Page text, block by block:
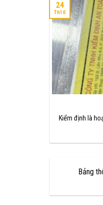
Kiểm định là
24
Th10
Bảng